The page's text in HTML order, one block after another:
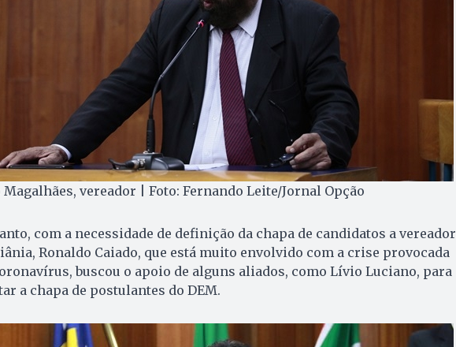
Magalhães, vereador | Foto: Fernando Leite/Jornal Opção
com a necessidade de definição da chapa de candidatos a vereador
Ronaldo Caiado, que está muito envolvido com a crise provocada
buscou o apoio de alguns aliados, como Lívio Luciano, para
a chapa de postulantes do DEM.